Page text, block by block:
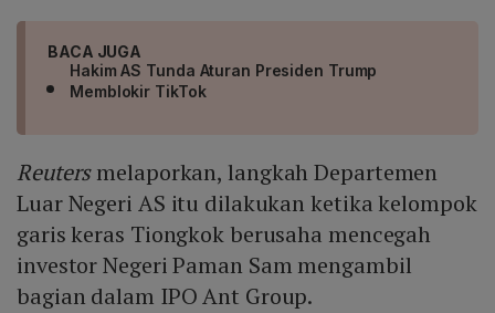
BACA JUGA
Hakim AS Tunda Aturan Presiden Trump
Memblokir TikTok
Reutersmelaporkan, langkah Departemen
Luar Negeri AS itu dilakukan ketika kelompok
garis keras Tiongkok berusaha mencegah
investor Negeri Paman Sam mengambil
bagian dalam IPO Ant Group.